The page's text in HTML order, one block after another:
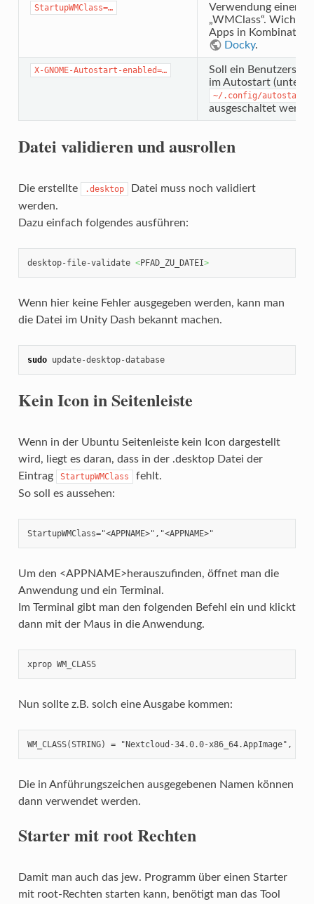
StartupWMClass=…
Verwendung einer
„WMClass“. Wichtig
Apps in
Docky.
X-GNOME-Autostart-enabled=…
Soll ein
im Autostart (unter
~/.config/autostart
ausgeschaltet
Datei validieren und ausrollen
Die erstellte .desktop
Datei muss noch validiert
werden.
Dazu einfach folgendes ausführen:
desktop-file-validate <PFAD_ZU_DATEI>
Wenn hier keine Fehler ausgegeben werden, kann man
die Datei im Unity Dash bekannt machen.
sudo update-desktop-database
Kein Icon in Seitenleiste
Wenn in der Ubuntu Seitenleiste kein Icon dargestellt
wird, liegt es daran, dass in der .desktop Datei der
Eintrag
StartupWMClass
fehlt.
So soll es aussehen:
StartupWMClass="<APPNAME>","<APPNAME>"
Um den <APPNAME>herauszufinden, öffnet man die
Anwendung und ein Terminal.
Im Terminal gibt man den folgenden Befehl ein und klickt
dann mit der Maus in die Anwendung.
xprop WM_CLASS
Nun sollte z.B. solch eine Ausgabe kommen:
WM_CLASS(STRING) = "Nextcloud-34.0.0-x86_64.AppImage",
Die in Anführungszeichen ausgegebenen Namen können
dann verwendet werden.
Starter mit root Rechten
Damit man auch das jew. Programm über einen Starter
mit root-Rechten starten kann, benötigt man das Tool